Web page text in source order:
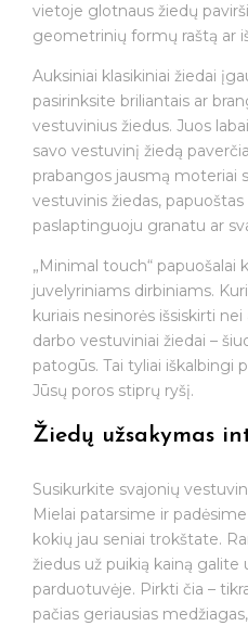
vietoje glotnaus žiedų
geometrinių formų raštą ar
Auksiniai klasikiniai žiedai
pasirinksite briliantais ar
vestuvinius žiedus. Juos
savo vestuvinį žiedą
prabangos jausmą moteriai
vestuvinis žiedas,
paslaptinguoju granatu ar
„Minimal touch“ papuošalai
juvelyriniams dirbiniams.
kuriais nesinorės išsiskirti
darbo vestuviniai žiedai –
patogūs. Tai tyliai iškalbingi
Jūsų poros stiprų ryšį.
Žiedų užsakymas
Susikurkite svajonių
Mielai patarsime ir
kokių jau seniai trokštate.
žiedus už puikią kainą
parduotuvėje. Pirkti čia –
pačias geriausias